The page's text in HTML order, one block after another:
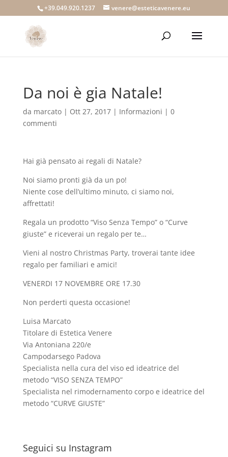
+39.049.920.1237 venere@esteticavenere.eu
Da noi è gia Natale!
da marcato| Ott 27, 2017| Informazioni | 0
commenti
Hai già pensato ai regali di Natale?
Noi siamo pronti già da un po!
Niente cose dell’ultimo minuto, ci siamo noi,
affrettati!
Regala un prodotto “Viso Senza Tempo” o “Curve
giuste” e riceverai un regalo per te…
Vieni al nostro Christmas Party, troverai tante idee
regalo per familiari e amici!
VENERDI 17 NOVEMBRE ORE 17.30
Non perderti questa occasione!
Luisa Marcato
Titolare di Estetica Venere
Via Antoniana 220/e
Campodarsego Padova
Specialista nella cura del viso ed ideatrice del
metodo “VISO SENZA TEMPO”
Specialista nel rimodernamento corpo e ideatrice del
metodo “CURVE GIUSTE”
Seguici su Instagram